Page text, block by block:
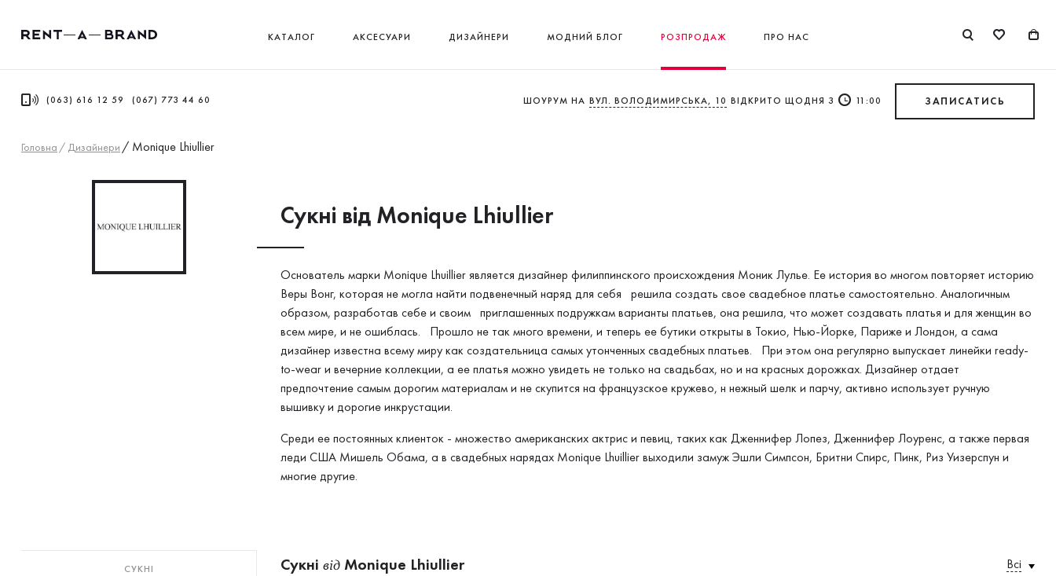
КАТАЛОГ АКСЕСУАРИ ДИЗАЙНЕРИ МОДНИЙ БЛОГ РОЗПРОДАЖ ПРО НАС
(063) 616 12 59 (067) 773 44 60 ШОУРУМ НА ВУЛ. ВОЛОДИМИРСЬКА, 10 ВІДКРИТО ЩОДНЯ З 11:00 ЗАПИСАТИСЬ
Головна / Дизайнери / Monique Lhiullier
Сукнi від Monique Lhiullier
Основатель марки Monique Lhuillier является дизайнер филиппинского происхождения Моник Лулье. Ее история во многом повторяет историю
Веры Вонг, которая не могла найти подвенечный наряд для себя решила создать свое свадебное платье самостоятельно. Аналогичным
образом, разработав себе и своим приглашенных подружкам варианты платьев, она решила, что может создавать платья и для женщин во
всем мире, и не ошиблась. Прошло не так много времени, и теперь ее бутики открыты в Токио, Нью-Йорке, Париже и Лондон, а сама
дизайнер известна всему миру как создательница самых утонченных свадебных платьев. При этом она регулярно выпускает линейки ready-
to-wear и вечерние коллекции, а ее платья можно увидеть не только на свадьбах, но и на красных дорожках. Дизайнер отдает
предпочтение самым дорогим материалам и не скупится на французское кружево, н нежный шелк и парчу, активно использует ручную
вышивку и дорогие инкрустации.
Среди ее постоянных клиенток - множество американских актрис и певиц, таких как Дженнифер Лопез, Дженнифер Лоуренс, а также первая
леди США Мишель Обама, а в свадебных нарядах Monique Lhuillier выходили замуж Эшли Симпсон, Бритни Спирс, Пинк, Риз Уизерспун и
многие другие.
СУКНI Сукнi від Monique Lhiullier Всі